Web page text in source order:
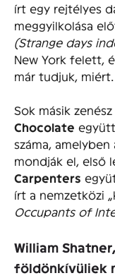
írt egy rejtélyes
meggyilkolása
(Strange days
New York felett,
már tudjuk, miért.
Sok másik
Chocolate
száma,
mondják el, első
Carpenters
írt a nemzetközi
Occupants of
William
földönkívüliek